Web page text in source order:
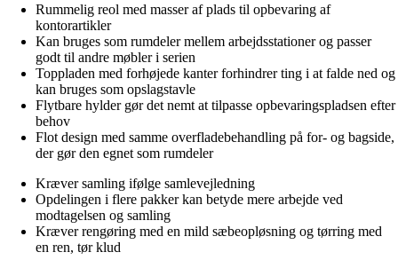
Rummelig reol med masser af plads til opbevaring af
kontorartikler
Kan bruges som rumdeler mellem arbejdsstationer og passer
godt til andre møbler i serien
Toppladen med forhøjede kanter forhindrer ting i at falde ned og
kan bruges som opslagstavle
Flytbare hylder gør det nemt at tilpasse opbevaringspladsen efter
behov
Flot design med samme overfladebehandling på for- og bagside,
der gør den egnet som rumdeler
Kræver samling ifølge samlevejledning
Opdelingen i flere pakker kan betyde mere arbejde ved
modtagelsen og samling
Kræver rengøring med en mild sæbeopløsning og tørring med
en ren, tør klud